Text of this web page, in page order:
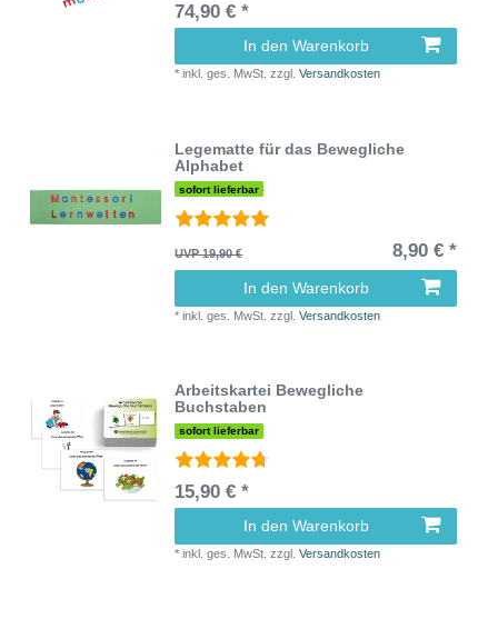
74,90 € *
In den Warenkorb
*inkl. ges. MwSt. zzgl.Versandkosten
Legematte für das Bewegliche
Alphabet
sofort lieferbar
UVP 19,90 € 8,90 € *
In den Warenkorb
*inkl. ges. MwSt. zzgl.Versandkosten
Arbeitskartei Bewegliche
Buchstaben
sofort lieferbar
15,90 € *
In den Warenkorb
*inkl. ges. MwSt. zzgl.Versandkosten